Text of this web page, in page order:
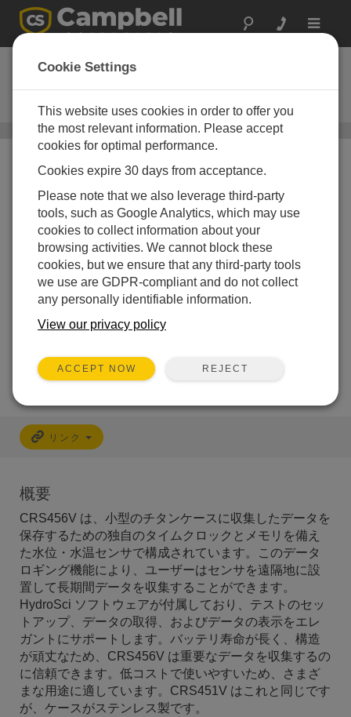
Toggle
CRS456V
水位センサ（ロガー内蔵、チタ
ン、大気開放）
水位、流量センサ/ CRS456V
圧力変換器とロガーの
高い分解能と正確度
リンク
概要
CRS456V は、小型のチタンケースに収集したデータを
保存するための独自のタイムクロックとメモリを備え
た水位・水温センサで構成されています。このデータ
ロギング機能により、ユーザーはセンサを遠隔地に設
置して長期間データを収集することができます。
HydroSci ソフトウェアが付属しており、テストのセッ
トアップ、データの取得、およびデータの表示をエレ
ガントにサポートします。バッテリ寿命が長く、構造
が頑丈なため、CRS456V は重要なデータを収集するの
に信頼できます。低コストで使いやすいため、さまざ
まな用途に適しています。CRS451V はこれと同じです
が、ケースがステンレス製です。
Cookie Settings
This website uses cookies in order to offer you
the most relevant information. Please accept
cookies for optimal performance.
Cookies expire 30 days from acceptance.
Please note that we also leverage third-party
tools, such as Google Analytics, which may use
cookies to collect information about your
browsing activities. We cannot block these
cookies, but we ensure that any third-party tools
we use are GDPR-compliant and do not collect
any personally identifiable information.
View our privacy policy
ACCEPT NOW REJECT